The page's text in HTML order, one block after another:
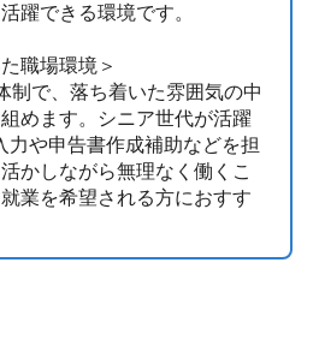
躍できる環境です。
職場環境＞
制で、落ち着いた雰囲気の中
めます。シニア世代が活躍
力や申告書作成補助などを担
かしながら無理なく働くこ
業を希望される方におすす